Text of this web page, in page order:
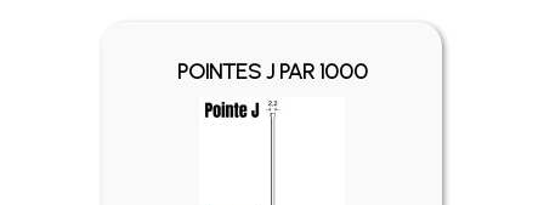
POINTES J PAR 1000